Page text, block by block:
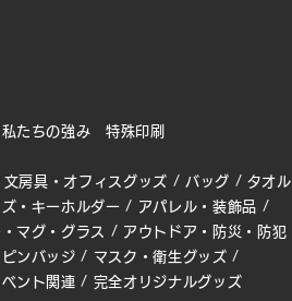
私たちの強み​
特殊印刷
文房具・オフィスグッズ / バッグ / タオル
・キーホルダー / アパレル・装飾品 /
マグ・グラス / アウトドア・防災・防犯
ンバッジ / マスク・衛生グッズ /
ント関連 / 完全オリジナルグッズ